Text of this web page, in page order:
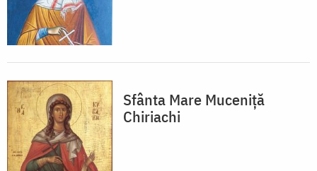
Sfânta Mare Muceniță
Chiriachi